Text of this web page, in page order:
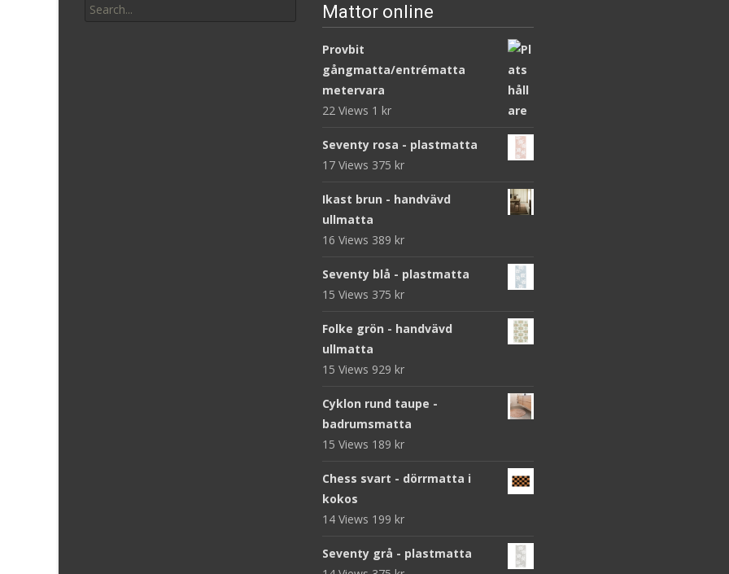
for:
Mattor online
Provbit
gångmatta/entrématta
metervara
22 Views 1 kr
Seventy rosa - plastmatta
17 Views 375 kr
Ikast brun - handvävd
ullmatta
16 Views 389 kr
Seventy blå - plastmatta
15 Views 375 kr
Folke grön - handvävd
ullmatta
15 Views 929 kr
Cyklon rund taupe -
badrumsmatta
15 Views 189 kr
Chess svart - dörrmatta i
kokos
14 Views 199 kr
Seventy grå - plastmatta